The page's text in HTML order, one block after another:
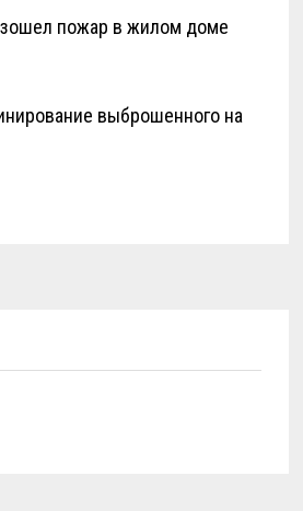
пожар в жилом доме
выброшенного на